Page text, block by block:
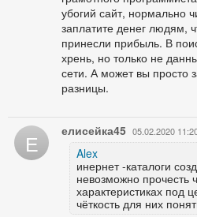
убогий сайт,
заплатите денег людям,
принесли прибыль. В
хрень, но только не
сети. А может вы просто
разницы.
Е елисейка45 05.02.2020
Alex
инернет -каталоги
невозможно прочесть
характеристиках под
чёткость для них